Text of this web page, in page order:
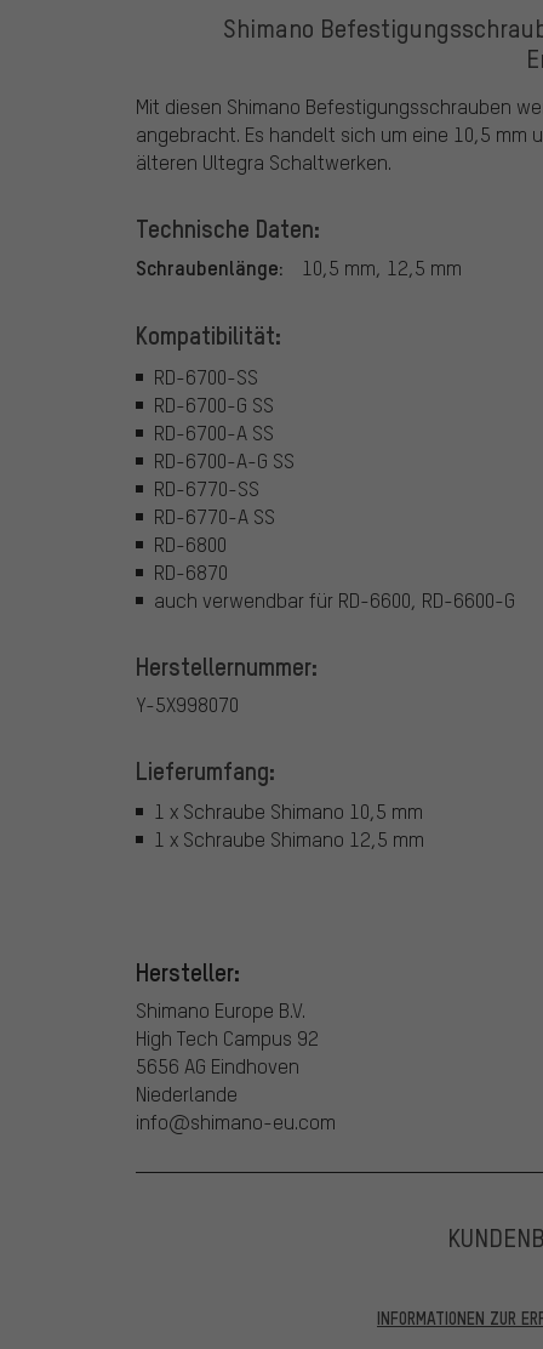
Shimano
Mit diesen Shimano Befestigungsschrauben
angebracht. Es handelt sich um eine 10,5 mm
älteren Ultegra Schaltwerken.
Technische Daten:
Schraubenlänge: 10,5 mm, 12,5 mm
Kompatibilität:
RD-6700-SS
RD-6700-G SS
RD-6700-A SS
RD-6700-A-G SS
RD-6770-SS
RD-6770-A SS
RD-6800
RD-6870
auch verwendbar für RD-6600, RD-6600-G
Herstellernummer:
Y-5X998070
Lieferumfang:
1 x Schraube Shimano 10,5 mm
1 x Schraube Shimano 12,5 mm
Hersteller:
Shimano Europe B.V.
High Tech Campus 92
5656 AG Eindhoven
Niederlande
info@shimano-eu.com
INFORMATIONEN ZUR